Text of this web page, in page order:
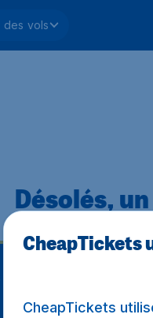
des vols
Désolés,
CheapTickets
CheapTickets